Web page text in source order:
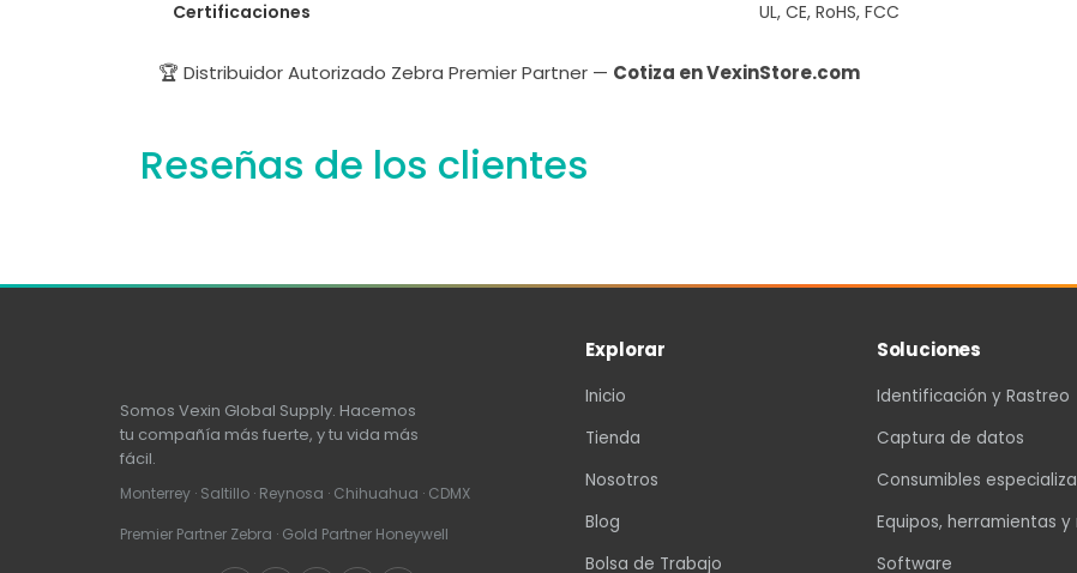
Certificaciones
UL, CE, RoHS, FCC
🏆 Distribuidor Autorizado Zebra Premier Partner — Cotiza en VexinStore.com
Reseñas de los clientes
Somos Vexin Global Supply. Hacemos
tu compañía más fuerte, y tu vida más
fácil.
Monterrey · Saltillo · Reynosa · Chihuahua · CDMX
Premier Partner Zebra · Gold Partner Honeywell
Explorar
Inicio
Tienda
Nosotros
Blog
Bolsa de Trabajo
Soluciones
Identificación y Rastreo
Captura de datos
Consumibles
Equipos, herramientas
Software